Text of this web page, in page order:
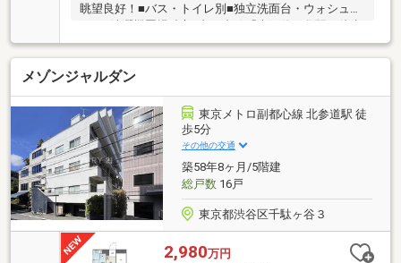
眺望良好！■バス・トイレ別■独立洗面台・ウォシュレ
6分■中央・総武線「阿佐ヶ谷駅」徒歩12分
メゾンジャルダン
東京メトロ副都心線 北参道駅 徒
歩5分
その他の交通
築58年8ヶ月/5階建
総戸数16戸
東京都渋谷区千駄ヶ谷３
2,980万円